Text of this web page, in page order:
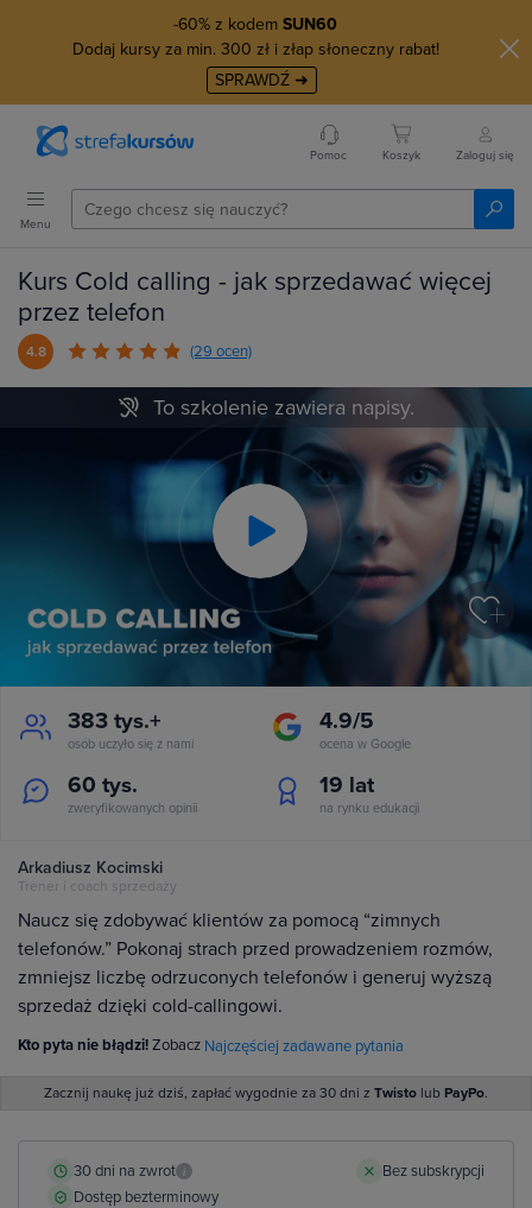
-60% z kodem SUN60
Dodaj kursy za min. 300 zł i złap słoneczny rabat!
SPRAWDŹ ➜
Pomoc Koszyk Zaloguj się
Menu
Kurs Cold calling - jak sprzedawać więcej
przez telefon
4.8 (29 ocen)
Play
To szkolenie zawiera napisy.
383 tys.+
osób uczyło się z nami
4.9/5
ocena w Google
60 tys.
zweryfikowanych opinii
19 lat
na rynku edukacji
Arkadiusz Kocimski
Trener i coach sprzedaży
Naucz się zdobywać klientów za pomocą “zimnych
telefonów.” Pokonaj strach przed prowadzeniem rozmów,
zmniejsz liczbę odrzuconych telefonów i generuj wyższą
sprzedaż dzięki cold-callingowi.
Kto pyta nie błądzi!Zobacz Najczęściej zadawane pytania
Zacznij naukę już dziś, zapłać wygodnie za 30 dni z Twisto lub PayPo.
30 dni na zwrot i
Bez subskrypcji
Dostęp bezterminowy